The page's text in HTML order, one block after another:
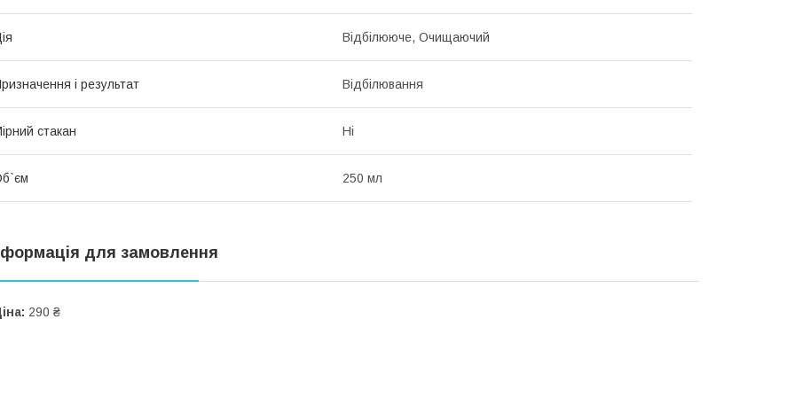
Відбілююче, Очищаючий
і результат Відбілювання
стакан Ні
250 мл
для замовлення
290 ₴